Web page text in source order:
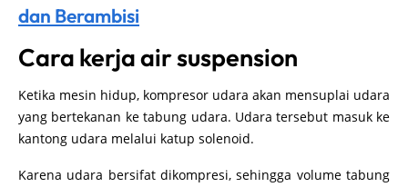
dan Berambisi
Cara kerja air suspension
Ketika mesin hidup, kompresor udara akan mensuplai udara
yang bertekanan ke tabung udara. Udara tersebut masuk ke
kantong udara melalui katup solenoid.
Karena udara bersifat dikompresi, sehingga volume tabung